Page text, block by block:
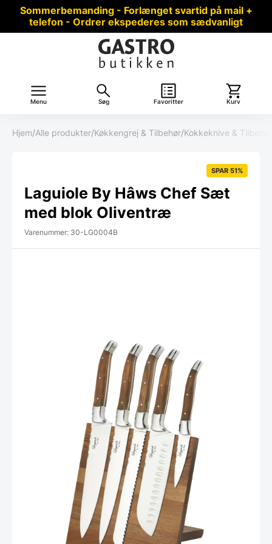
Sommerbemanding - Forlænget svartid på mail +
telefon - Ordrer ekspederes som sædvanligt
Menu Søg Favoritter Kurv
Hjem/Alle produkter/Køkkengrej & Tilbehør/Kokkeknive & Tilbehør
SPAR 51%
Laguiole By Hâws Chef Sæt
med blok Oliventræ
Varenummer: 30-LG0004B